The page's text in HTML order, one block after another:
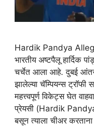
Hardik Pandya
भारतीय अष्टपैलू हार्दिक
चर्चेत आला आहे. दुबई
झालेल्या चॅम्पियन्स ट्रॉफी
महत्त्वपूर्ण विकेट्स घेत
प्रेयसी (Hardik
बसून त्याला चीअर